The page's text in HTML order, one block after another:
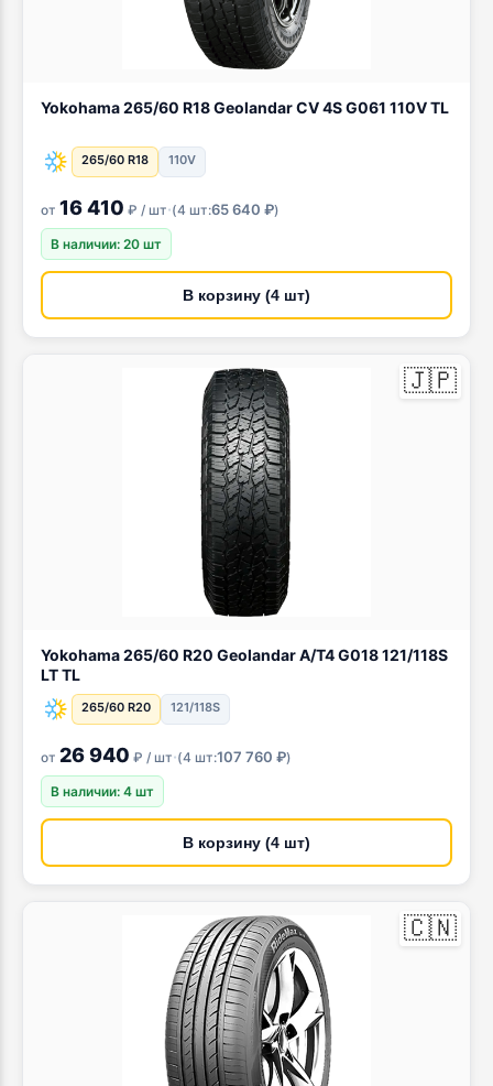
Yokohama 265/60 R18 Geolandar CV 4S G061 110V TL
265/60 R18 110V
от 16 410 ₽ / шт·(4 шт:65 640 ₽)
В наличии: 20 шт
В корзину (4 шт)
🇯🇵
Yokohama 265/60 R20 Geolandar A/T4 G018 121/118S
LT TL
265/60 R20 121/118S
от 26 940 ₽ / шт·(4 шт:107 760 ₽)
В наличии: 4 шт
В корзину (4 шт)
🇨🇳